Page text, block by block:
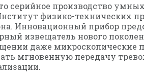
серийное производство
физико-технических
Инновационный прибор
извещатель нового
даже микроскопические
мгновенную передачу